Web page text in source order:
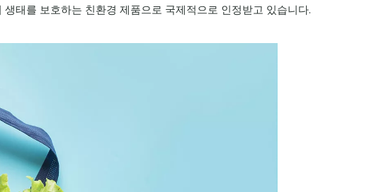
태를 보호하는 친환경 제품으로 국제적으로 인정받고 있습니다.